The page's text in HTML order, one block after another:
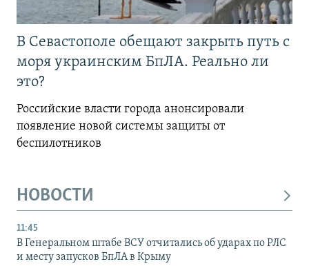
В Севастополе обещают закрыть путь с
моря украинским БпЛА. Реально ли
это?
Российские власти города анонсировали
появление новой системы защиты от
беспилотников
НОВОСТИ
11:45
В Генеральном штабе ВСУ отчитались об ударах по РЛС
и месту запусков БпЛА в Крыму